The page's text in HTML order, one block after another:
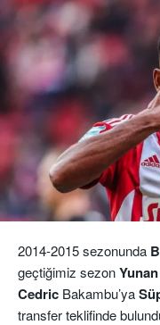
2014-2015 sezonunda
geçtiğimiz sezonYunan
Cedric Bakambu’ya
transfer teklifinde